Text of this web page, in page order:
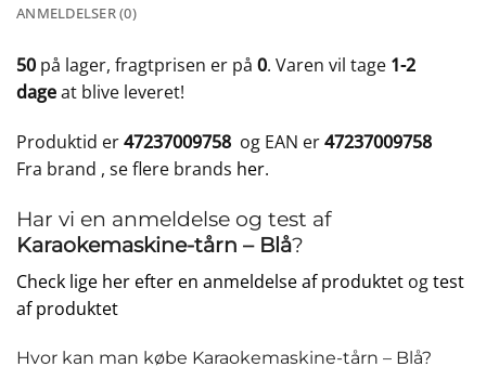
ANMELDELSER (0)
50 på lager, fragtprisen er på 0. Varen vil tage 1-2
dageat blive leveret!
Produktid er47237009758 og EAN er47237009758
Fra brand , se flere brands her.
Har vi en anmeldelse og test af
Karaokemaskine-tårn – Blå?
Check lige her efter en anmeldelse af produktet ogtest
af produktet
Hvor kan man købe Karaokemaskine-tårn – Blå?